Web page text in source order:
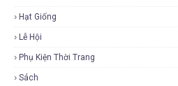
Hạt Giống
Lễ Hội
Phụ Kiện Thời Trang
Sách